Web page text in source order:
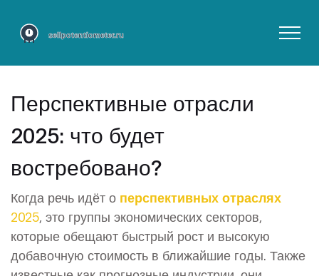
Перспективные отрасли
2025: что будет
востребовано?
Когда речь идёт о перспективных отраслях
2025, это группы экономических секторов,
которые обещают быстрый рост и высокую
добавочную стоимость в ближайшие годы. Также